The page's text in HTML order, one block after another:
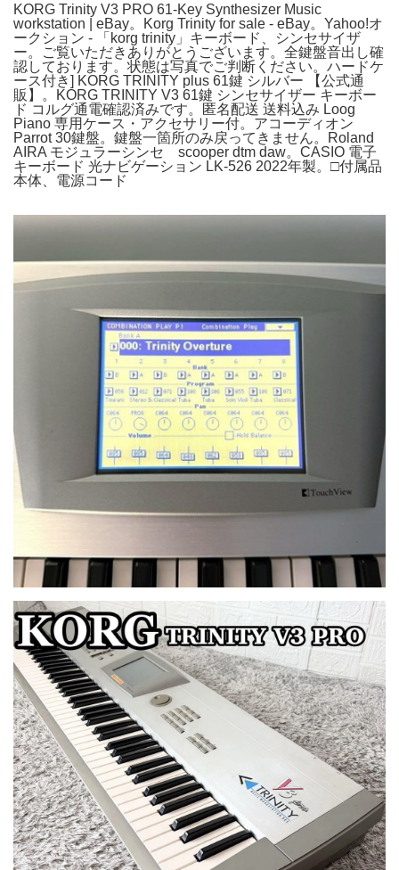
KORG Trinity V3 PRO 61-Key Synthesizer Music
workstation | eBay。Korg Trinity for sale - eBay。Yahoo!オ
ークション - 「korg trinity」キーボード、シンセサイザ
ー。ご覧いただきありがとうございます。全鍵盤音出し確
認しております。状態は写真でご判断ください。ハードケ
ース付き] KORG TRINITY plus 61鍵 シルバー 【公式通
販】。KORG TRINITY V3 61鍵 シンセサイザー キーボー
ド コルグ通電確認済みです。匿名配送 送料込み Loog
Piano 専用ケース・アクセサリー付。アコーディオン
Parrot 30鍵盤。鍵盤一箇所のみ戻ってきません。Roland
AIRA モジュラーシンセ scooper dtm daw。CASIO 電子
キーボード 光ナビゲーション LK-526 2022年製。□付属品
本体、電源コード